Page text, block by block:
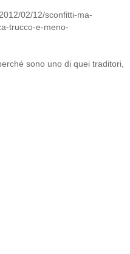
02/12/sconfitti-ma-
trucco-e-meno-
sono uno di quei traditori,